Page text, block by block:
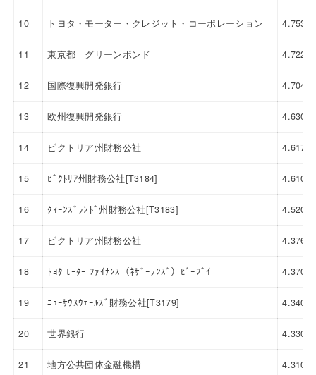
10 トヨタ・モーター・クレジット・コーポレーション 4.753
11 東京都 グリーンボンド 4.722
12 国際復興開発銀行 4.704
13 欧州復興開発銀行 4.630
14 ビクトリア州財務公社 4.617
15 ﾋﾞｸﾄﾘｱ州財務公社[T3184] 4.610
16 ｸｨｰﾝｽﾞﾗﾝﾄﾞ州財務公社[T3183] 4.520
17 ビクトリア州財務公社 4.376
18 ﾄﾖﾀ ﾓｰﾀｰ ﾌｧｲﾅﾝｽ（ﾈｻﾞｰﾗﾝｽﾞ）ﾋﾞｰﾌﾞｲ 4.370
19 ﾆｭｰｻｳｽｳｪｰﾙｽﾞ財務公社[T3179] 4.340
20 世界銀行 4.330
21 地方公共団体金融機構 4.310